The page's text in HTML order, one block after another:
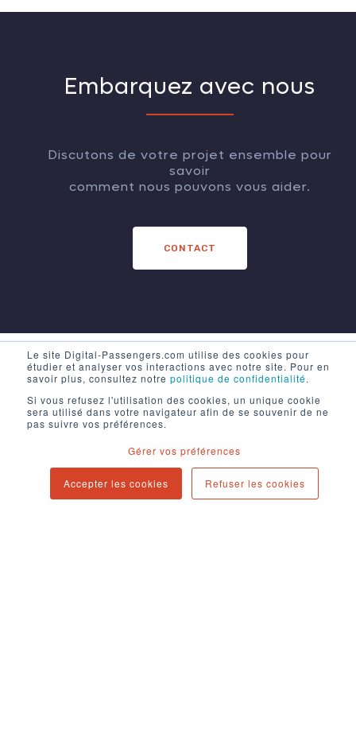
Le site Digital-Passengers.com utilise des cookies pour
étudier et analyser vos interactions avec notre site. Pour en
savoir plus, consultez notre politique de confidentialité.
Si vous refusez l'utilisation des cookies, un unique cookie
sera utilisé dans votre navigateur afin de se souvenir de ne
pas suivre vos préférences.
Gérer vos préférences
Accepter les cookies Refuser les cookies
Embarquez avec nous
Discutons de votre projet ensemble pour
savoir
comment nous pouvons vous aider.
CONTACT
Mentions légales